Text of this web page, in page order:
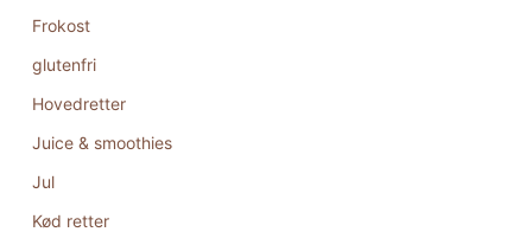
Frokost
glutenfri
Hovedretter
Juice & smoothies
Jul
Kød retter